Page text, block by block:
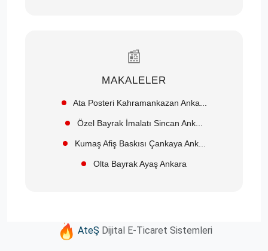
📰
MAKALELER
Ata Posteri Kahramankazan Anka...
Özel Bayrak İmalatı Sincan Ank...
Kumaş Afiş Baskısı Çankaya Ank...
Olta Bayrak Ayaş Ankara
AteŞ Dijital E-Ticaret Sistemleri